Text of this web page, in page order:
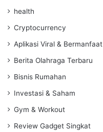
health
Cryptocurrency
Aplikasi Viral & Bermanfaat
Berita Olahraga Terbaru
Bisnis Rumahan
Investasi & Saham
Gym & Workout
Review Gadget Singkat